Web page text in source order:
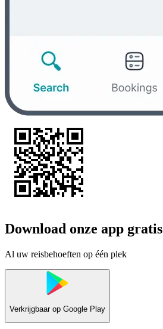
Download onze app gratis
Al uw reisbehoeften op één plek
Verkrijgbaar op Google Play